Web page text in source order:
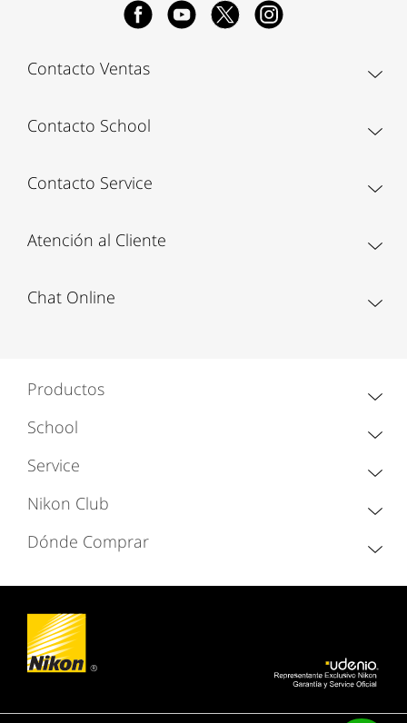
Contacto Ventas
Contacto School
Contacto Service
Atención al Cliente
Chat Online
Productos
School
Service
Nikon Club
Dónde Comprar